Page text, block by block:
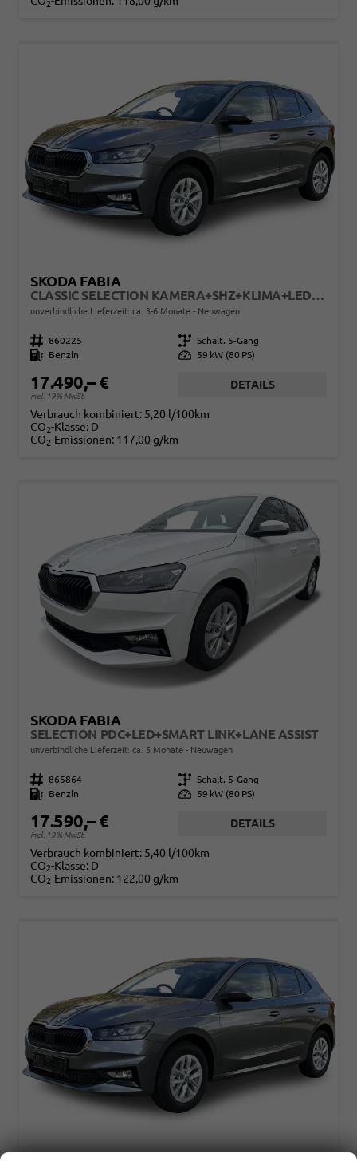
2
SKODA FABIA
CLASSIC SELECTION KAMERA+SHZ+KLIMA+LED+15" LM+SMARTLINK
unverbindliche Lieferzeit: ca. 3-6 Monate Neuwagen
Fahrzeugnr. 860225 Getriebe Schalt. 5-Gang
Kraftstoff
Benzin Leistung 59 kW (80 PS)
17.490,– €
incl. 19% MwSt.
DETAILS
Verbrauch kombiniert: 5,20 l/100km
CO2-Klasse: D
CO2-Emissionen: 117,00 g/km
SKODA FABIA
SELECTION PDC+LED+SMART LINK+LANE ASSIST
unverbindliche Lieferzeit: ca. 5 Monate Neuwagen
Fahrzeugnr. 865864 Getriebe Schalt. 5-Gang
Kraftstoff
Benzin Leistung 59 kW (80 PS)
17.590,– €
incl. 19% MwSt.
DETAILS
Verbrauch kombiniert: 5,40 l/100km
CO2-Klasse: D
CO2-Emissionen: 122,00 g/km